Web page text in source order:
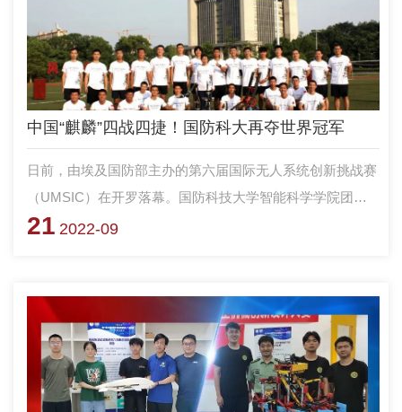
中国“麒麟”四战四捷！国防科大再夺世界冠军
日前，由埃及国防部主办的第六届国际无人系统创新挑战赛
（UMSIC）在开罗落幕。国防科技大学智能科学学院团队
凭借优异表现斩获地面无人系统挑战赛（UGVC）冠军。
21 2022-09